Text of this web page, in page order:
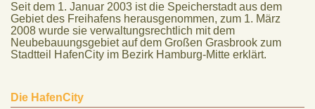
Seit dem 1. Januar 2003 ist die Speicherstadt aus dem
Gebiet des Freihafens herausgenommen, zum 1. März
2008 wurde sie verwaltungsrechtlich mit dem
Neubebauungsgebiet auf dem Großen Grasbrook zum
Stadtteil HafenCity im Bezirk Hamburg-Mitte erklärt.
Die HafenCity